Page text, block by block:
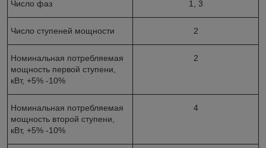
Число фаз 1, 3
Число ступеней мощности 2
Номинальная потребляемая
мощность первой ступени,
кВт, +5% -10%
2
Номинальная потребляемая
мощность второй ступени,
кВт, +5% -10%
4